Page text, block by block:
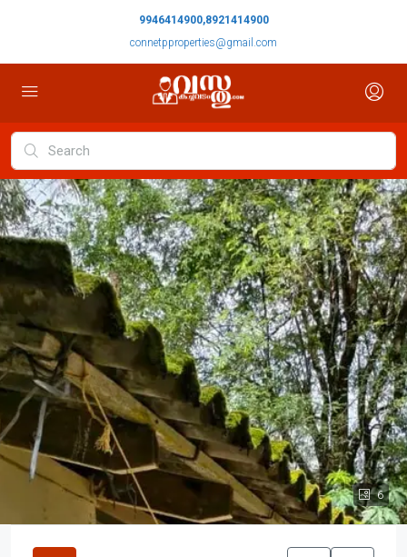
9946414900,8921414900
connetpproperties@gmail.com
6